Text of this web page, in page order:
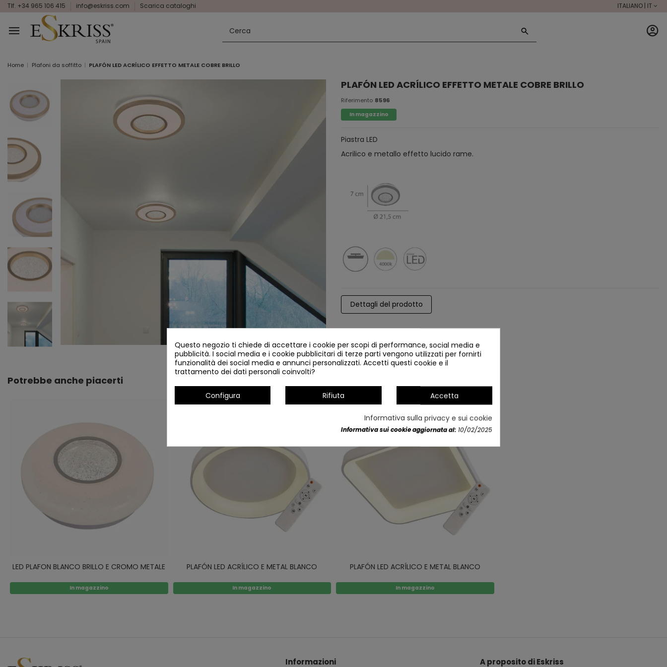
Tlf. +34 965 106 415 info@eskriss.com Scarica cataloghi ITALIANO | IT
Home Plafoni da soffitto PLAFÓN LED ACRÍLICO EFFETTO METALE COBRE BRILLO
PLAFÓN LED ACRÍLICO EFFETTO METALE COBRE BRILLO
Riferimento 8596
In magazzino
Piastra LED
Acrilico e metallo effetto lucido rame.
Dettagli del prodotto
Potrebbe anche piacerti
LED PLAFON BLANCO BRILLO E CROMO METALE
In magazzino
PLAFÓN LED ACRÍLICO E METAL BLANCO
In magazzino
PLAFÓN LED ACRÍLICO E METAL BLANCO
In magazzino
Informazioni A proposito di Eskriss
Questo negozio ti chiede di accettare i cookie per scopi di performance, social media e
pubblicità. I social media e i cookie pubblicitari di terze parti vengono utilizzati per fornirti
funzionalità dei social media e annunci personalizzati. Accetti questi cookie e il
trattamento dei dati personali coinvolti?
Configura Rifiuta Accetta
Informativa sulla privacy e sui cookie
Informativa sui cookie aggiornata al: 10/02/2025